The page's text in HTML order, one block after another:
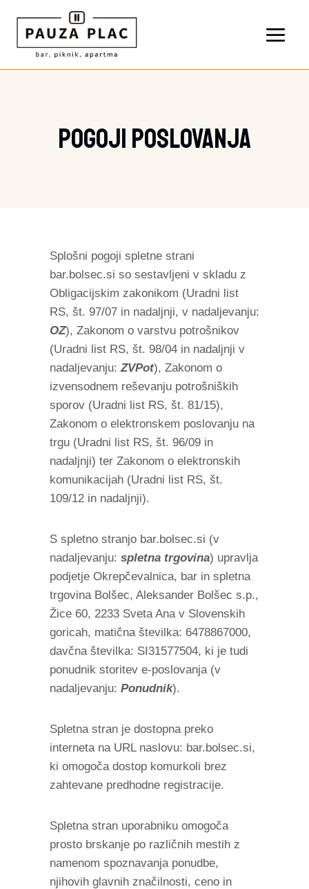
content
Pogoji Poslovanja
Splošni pogoji spletne strani
bar.bolsec.si so sestavljeni v skladu z
Obligacijskim zakonikom (Uradni list
RS, št. 97/07 in nadaljnji, v nadaljevanju:
OZ), Zakonom o varstvu potrošnikov
(Uradni list RS, št. 98/04 in nadaljnji v
nadaljevanju:ZVPot), Zakonom o
izvensodnem reševanju potrošniških
sporov (Uradni list RS, št. 81/15),
Zakonom o elektronskem poslovanju na
trgu (Uradni list RS, št. 96/09 in
nadaljnji) ter Zakonom o elektronskih
komunikacijah (Uradni list RS, št.
109/12 in nadaljnji).
S spletno stranjo bar.bolsec.si (v
nadaljevanju: spletna trgovina) upravlja
podjetje Okrepčevalnica, bar in spletna
trgovina Bolšec, Aleksander Bolšec s.p.,
Žice 60, 2233 Sveta Ana v Slovenskih
goricah, matična številka: 6478867000,
davčna številka: SI31577504, ki je tudi
ponudnik storitev e-poslovanja (v
nadaljevanju: Ponudnik).
Spletna stran je dostopna preko
interneta na URL naslovu: bar.bolsec.si,
ki omogoča dostop komurkoli brez
zahtevane predhodne registracije.
Spletna stran uporabniku omogoča
prosto brskanje po različnih mestih z
namenom spoznavanja ponudbe,
njihovih glavnih značilnosti, ceno in